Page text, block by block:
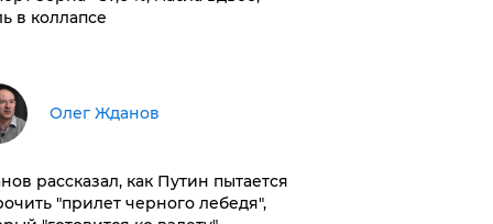
в коллапсе
Олег Жданов
рассказал, как Путин пытается
"прилет черного лебедя",